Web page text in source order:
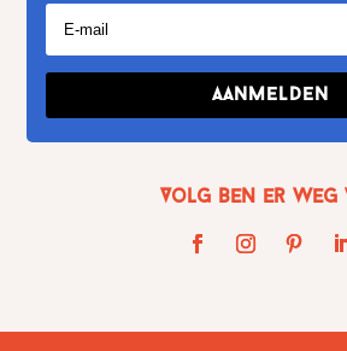
Aanmelden
Volg Ben er weg